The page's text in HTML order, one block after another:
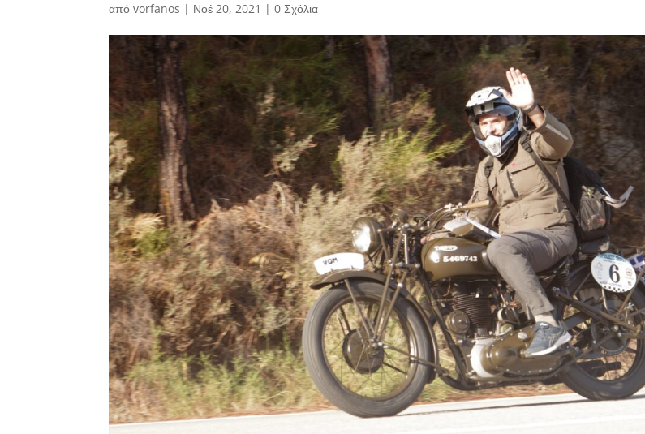
απόvorfanos | Νοέ 20, 2021 |0 Σχόλια